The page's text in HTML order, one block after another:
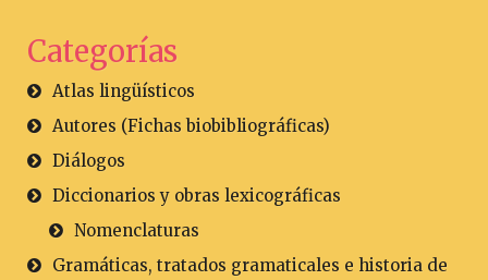
Categorías
Atlas lingüísticos
Autores (Fichas biobibliográficas)
Diálogos
Diccionarios y obras lexicográficas
Nomenclaturas
Gramáticas, tratados gramaticales e historia de